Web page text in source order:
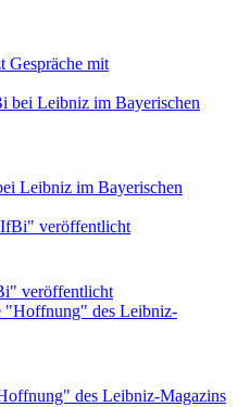
Gespräche mit
Leibniz im Bayerischen
veröffentlicht
des Leibniz-Magazins